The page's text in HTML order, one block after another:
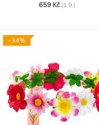
659 Kč (1.9.)
-34%